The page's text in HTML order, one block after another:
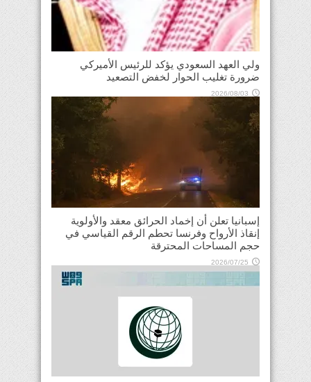
ولي العهد السعودي يؤكد للرئيس الأميركي
ضرورة تغليب الحوار لخفض التصعيد
2026/08/03
إسبانيا تعلن أن إخماد الحرائق معقد والأولوية
إنقاذ الأرواح وفرنسا تحطم الرقم القياسي في
حجم المساحات المحترقة
2026/07/25